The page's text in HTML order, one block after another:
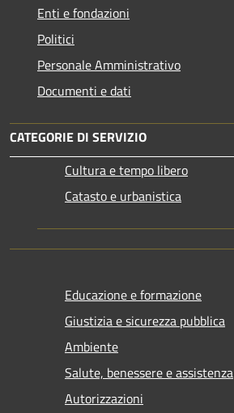
Enti e fondazioni
Politici
Personale Amministrativo
Documenti e dati
CATEGORIE DI SERVIZIO
Cultura e tempo libero
Catasto e urbanistica
Educazione e formazione
Giustizia e sicurezza pubblica
Ambiente
Salute, benessere e assistenza
Autorizzazioni